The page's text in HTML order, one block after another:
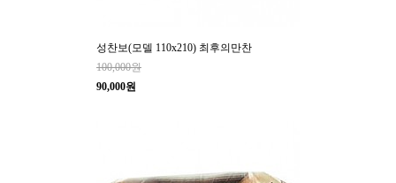
성찬보(모델 110x210) 최후의만찬
100,000원
90,000원